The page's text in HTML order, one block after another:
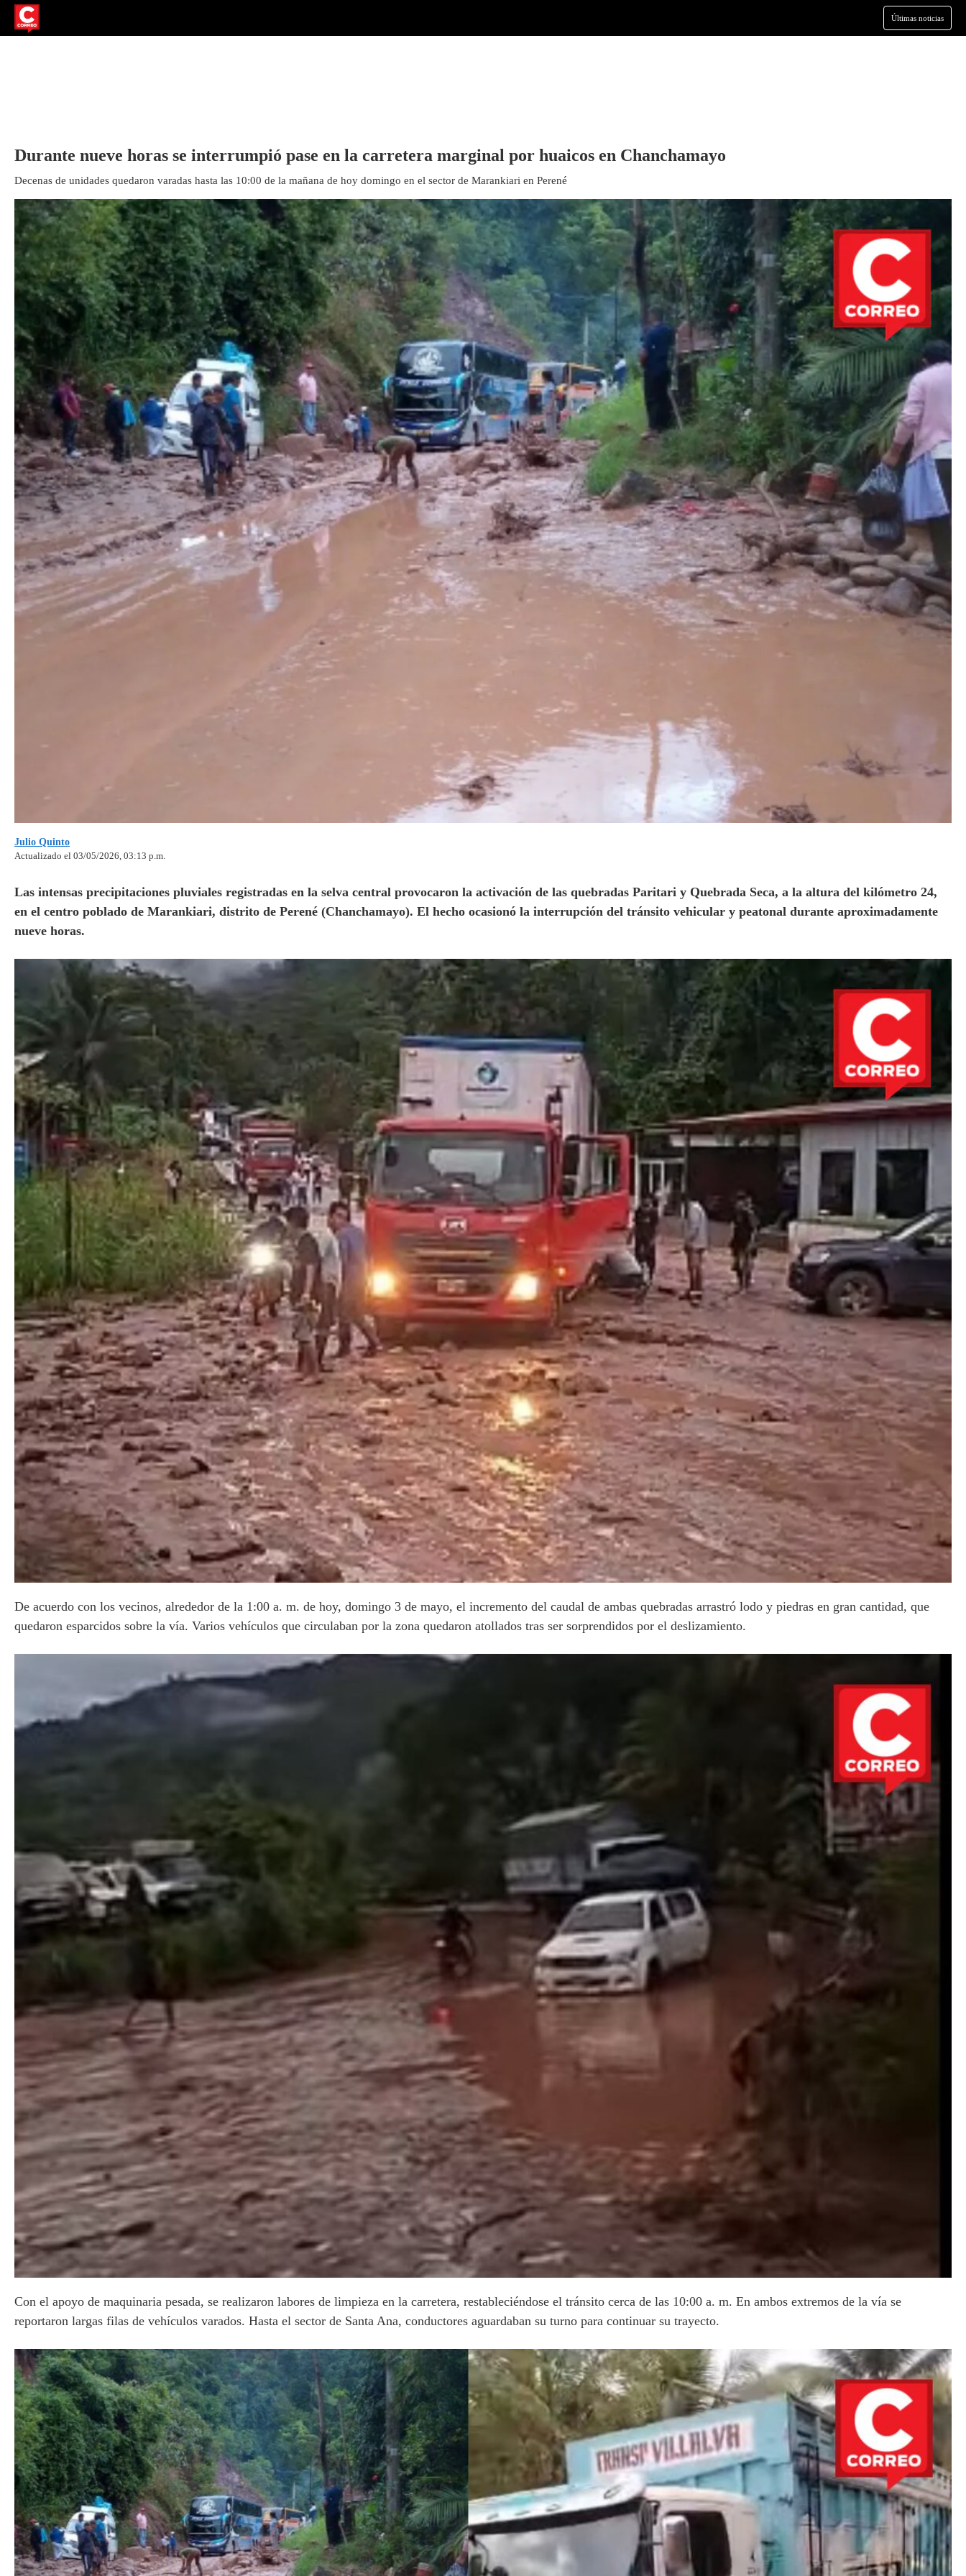
Últimas noticias
Durante nueve horas se interrumpió pase en la carretera marginal por huaicos en Chanchamayo
Decenas de unidades quedaron varadas hasta las 10:00 de la mañana de hoy domingo en el sector de Marankiari en Perené
Julio Quinto
Actualizado el 03/05/2026, 03:13 p.m.
Las intensas precipitaciones pluviales registradas en la selva central provocaron la activación de las quebradas Paritari y Quebrada Seca, a la altura del kilómetro 24,
en el centro poblado de Marankiari, distrito de Perené (Chanchamayo). El hecho ocasionó la interrupción del tránsito vehicular y peatonal durante aproximadamente
nueve horas.
De acuerdo con los vecinos, alrededor de la 1:00 a. m. de hoy, domingo 3 de mayo, el incremento del caudal de ambas quebradas arrastró lodo y piedras en gran cantidad, que
quedaron esparcidos sobre la vía. Varios vehículos que circulaban por la zona quedaron atollados tras ser sorprendidos por el deslizamiento.
Con el apoyo de maquinaria pesada, se realizaron labores de limpieza en la carretera, restableciéndose el tránsito cerca de las 10:00 a. m. En ambos extremos de la vía se
reportaron largas filas de vehículos varados. Hasta el sector de Santa Ana, conductores aguardaban su turno para continuar su trayecto.